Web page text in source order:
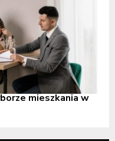
mieszkania w